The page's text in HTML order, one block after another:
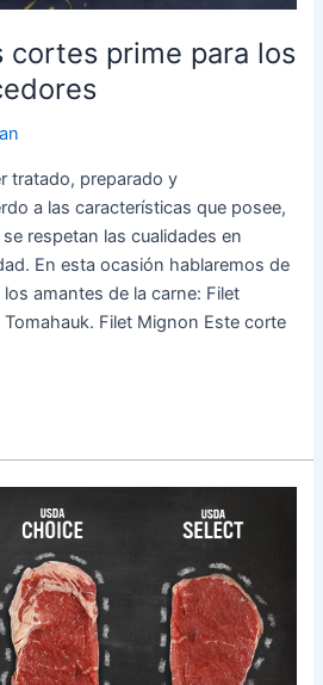
cortes prime para los
tratado, preparado y
a las características que posee,
respetan las cualidades en
En esta ocasión hablaremos de
amantes de la carne: Filet
Filet Mignon Este corte